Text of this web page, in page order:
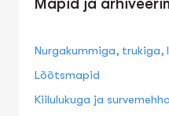
Nurgakummiga, trukiga,
Lõõtsmapid
Kiilulukuga ja